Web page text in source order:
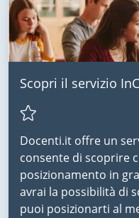
Scopri il servizio
Docenti.it offre un
consente di scoprire
posizionamento in
avrai la possibilità di
puoi posizionarti al